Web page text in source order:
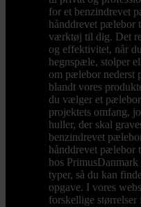
for et benzindrevet
hånddrevet pælebor
værktøj til dig. Det
og effektivitet, når
hegnspæle, stolper
om pælebor nederst
blandt vores
du vælger et
projektets omfang,
huller, der skal
benzindrevet
hånddrevet pælebor
hos
typer, så du kan
opgave. I vores
forskellige